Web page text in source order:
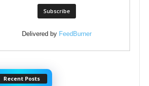
Delivered by FeedBurner
Recent Posts